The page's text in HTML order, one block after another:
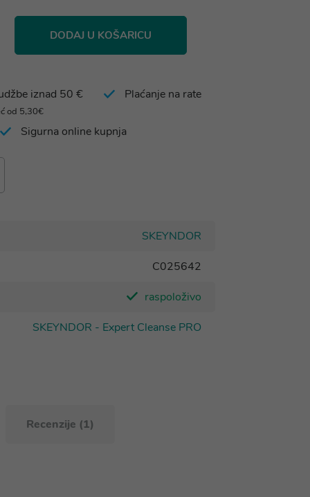
DODAJ U KOŠARICU
iznad 50 €
od 5,30€
Plaćanje na rate
Sigurna online kupnja
SKEYNDOR
C025642
raspoloživo
SKEYNDOR - Expert Cleanse PRO
Recenzije (1)